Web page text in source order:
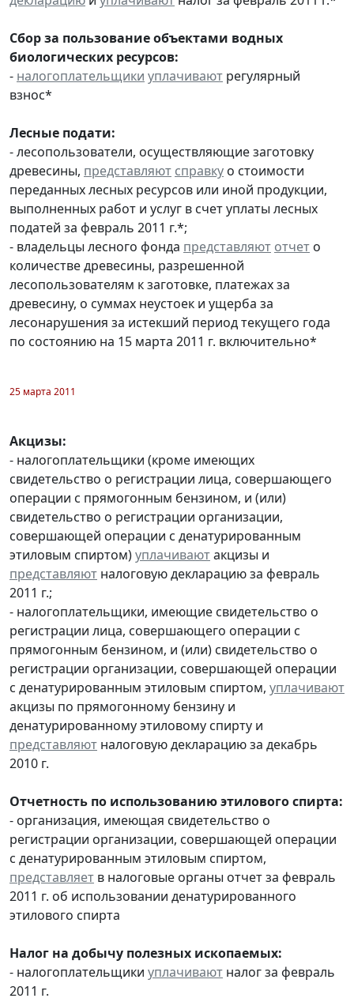
Сбор за пользование объектами водных
биологических ресурсов:
- налогоплательщики уплачивают регулярный
взнос*
Лесные подати:
- лесопользователи, осуществляющие заготовку
древесины, представляют справку о стоимости
переданных лесных ресурсов или иной продукции,
выполненных работ и услуг в счет уплаты лесных
податей за февраль 2011 г.*;
- владельцы лесного фонда представляют отчет о
количестве древесины, разрешенной
лесопользователям к заготовке, платежах за
древесину, о суммах неустоек и ущерба за
лесонарушения за истекший период текущего года
по состоянию на 15 марта 2011 г. включительно*
25 марта 2011
Акцизы:
- налогоплательщики (кроме имеющих
свидетельство о регистрации лица, совершающего
операции с прямогонным бензином, и (или)
свидетельство о регистрации организации,
совершающей операции с денатурированным
этиловым спиртом)уплачиваютакцизы и
представляют налоговую декларацию за февраль
2011 г.;
- налогоплательщики, имеющие свидетельство о
регистрации лица, совершающего операции с
прямогонным бензином, и (или) свидетельство о
регистрации организации, совершающей операции
с денатурированным этиловым спиртом, уплачивают
акцизы по прямогонному бензину и
денатурированному этиловому спирту и
представляют налоговую декларацию за декабрь
2010 г.
Отчетность по использованию этилового спирта:
- организация, имеющая свидетельство о
регистрации организации, совершающей операции
с денатурированным этиловым спиртом,
представляет в налоговые органы отчет за февраль
2011 г. об использовании денатурированного
этилового спирта
Налог на добычу полезных ископаемых:
- налогоплательщики уплачивают налог за февраль
2011 г.